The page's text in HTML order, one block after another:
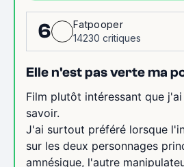
6
Fatpooper
14230 critiques
Elle n'est pas verte ma
Film plutôt intéressant que
savoir.
J'ai surtout préféré lorsque
sur les deux personnages
amnésique, l'autre